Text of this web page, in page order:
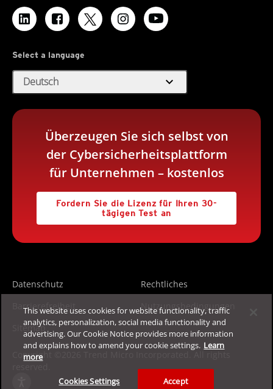
Select a language
Deutsch expand_more
Überzeugen Sie sich selbst von
der Cybersicherheitsplattform
für Unternehmen – kostenlos
Fordern Sie die Lizenz für Ihren 30-
tägigen Test an
Datenschutz
Rechtliches
Barrierefreiheit
Nutzungsbedingungen
Sitemap
Copyright ©2026 Trend Micro Incorporated. All rights
This website uses cookies for website functionality, traffic
analytics, personalization, social media functionality and
advertising. Our Cookie Notice provides more information
and explains how to amend your cookie settings. Learn
more
Cookies Settings Accept